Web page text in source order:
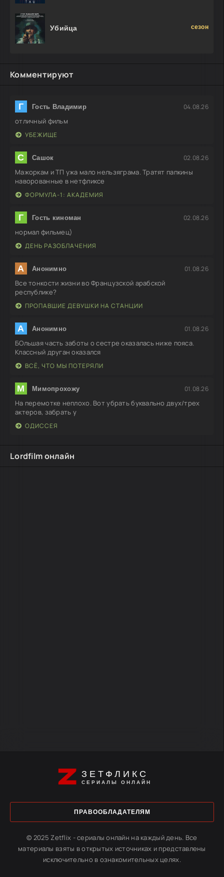
Убийца сезон
Комментируют
Г Гость Владимир 04.08.26
отличный фильм
УБЕЖИЩЕ
С Сашок 02.08.26
Мажоркам и ТП ужа мало нельзяграма. Тратят папкины
наворованные в нетфликсе
ФОРМУЛА-1: АКАДЕМИЯ
Г Гость киноман 02.08.26
нормал фильмец)
ДЕНЬ РАЗОБЛАЧЕНИЯ
А Анонимно 01.08.26
Все тонкости жизни во Французской арабской
республике?
ПРОПАВШИЕ ДЕВУШКИ НА СТАНЦИИ
А Анонимно 01.08.26
БОльшая часть заботы о сестре оказалась ниже пояса.
Классный друган оказался
ВСЁ, ЧТО МЫ ПОТЕРЯЛИ
М Мимопрохожу 01.08.26
На перемотке неплохо. Вот убрать буквально двух/трех
актеров, забрать у
ОДИССЕЯ
Lordfilm онлайн
ЗЕТФЛИКС
СЕРИАЛЫ ОНЛАЙН
ПРАВООБЛАДАТЕЛЯМ
© 2025 Zetflix - сериалы онлайн на каждый день. Все
материалы взяты в открытых источниках и представлены
исключительно в ознакомительных целях.